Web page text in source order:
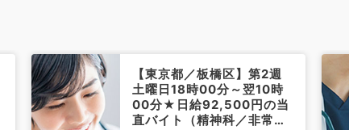
【東京都／板橋区】第2週
土曜日18時00分～翌10時
00分★日給92,500円の当
直バイト（精神科／非常